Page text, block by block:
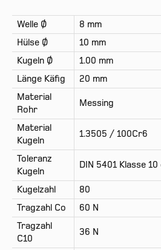
Welle Ø
8 mm
Hülse Ø
10 mm
Kugeln Ø
1.00 mm
Länge Käfig
20 mm
Material
Rohr
Messing
Material
Kugeln
1.3505 / 100Cr6
Toleranz
Kugeln
DIN 5401 Klasse
Kugelzahl
80
Tragzahl Co
60 N
Tragzahl
C10
36 N